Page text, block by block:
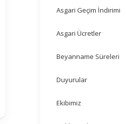
Asgari Geçim İndirimi
Asgari Ücretler
Beyanname Süreleri
Duyurular
Ekibimiz